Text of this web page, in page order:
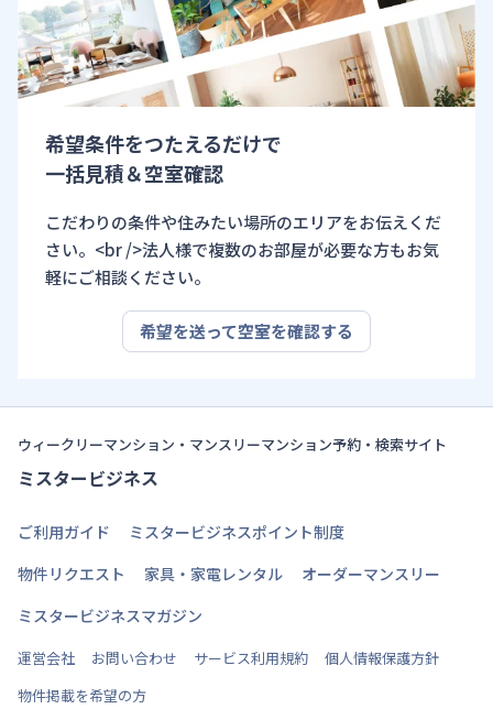
希望条件をつたえるだけで
一括見積＆空室確認
こだわりの条件や住みたい場所のエリアをお伝えくだ
さい。<br />法人様で複数のお部屋が必要な方もお気
軽にご相談ください。
希望を送って空室を確認する
ウィークリーマンション・マンスリーマンション予約・検索サイト
ミスタービジネス
ご利用ガイド
ミスタービジネスポイント制度
物件リクエスト
家具・家電レンタル
オーダーマンスリー
ミスタービジネスマガジン
運営会社 お問い合わせ サービス利用規約
個人情報保護方針
物件掲載を希望の方